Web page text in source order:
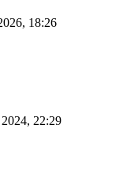
18:26
22:29